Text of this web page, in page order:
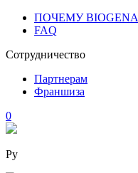
ПОЧЕМУ BIOGENA
FAQ
Сотрудничество
Партнерам
Франшиза
0
Ру